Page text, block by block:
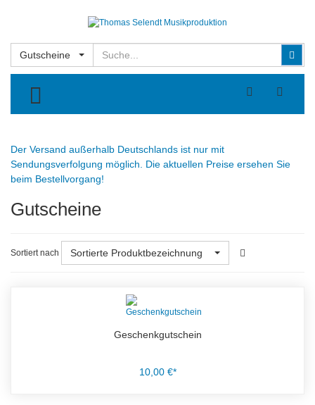
Gutscheine
TOGGLE MENU
Der Versand außerhalb Deutschlands ist nur mit
Sendungsverfolgung möglich. Die aktuellen Preise ersehen Sie
beim Bestellvorgang!
Gutscheine
Sortiert nach Sortierte Produktbezeichnung
Geschenkgutschein
10,00 €*